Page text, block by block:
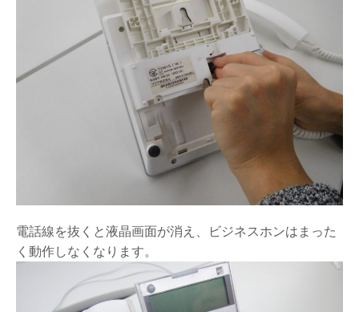
電話線を抜くと液晶画面が消え、ビジネスホンはまった
く動作しなくなります。